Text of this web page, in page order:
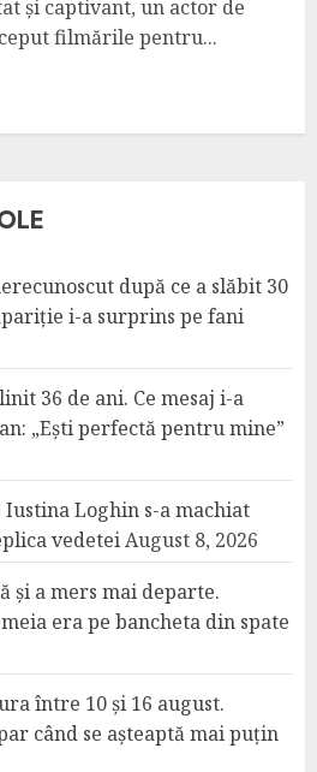
și captivant, un actor de
filmările pentru...
după ce a slăbit 30
i-a surprins pe fani
36 de ani. Ce mesaj i-a
„Ești perfectă pentru mine”
Loghin s-a machiat
vedeteiAugust 8, 2026
și a mers mai departe.
era pe bancheta din spate
între 10 și 16 august.
când se așteaptă mai puțin